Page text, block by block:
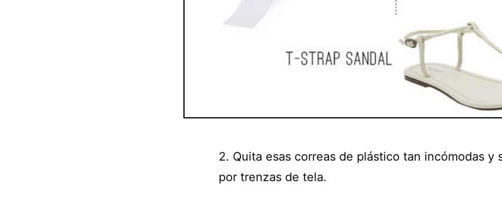
2. Quita esas correas de plástico tan incómodas y
por trenzas de tela.